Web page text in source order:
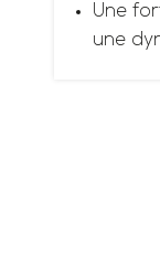
Une
une